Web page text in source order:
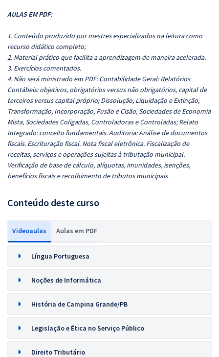
AULAS EM PDF:
1. Conteúdo produzido por mestres especializados na leitura como
recurso didático completo;
2. Material prático que facilita a aprendizagem de maneira acelerada.
3. Exercícios comentados.
4. Não será ministrado em PDF: Contabilidade Geral: Relatórios
Contábeis: objetivos, obrigatórios versus não obrigatórios, capital de
terceiros versus capital próprio; Dissolução, Liquidação e Extinção,
Transformação, Incorporação, Fusão e Cisão, Sociedades de Economia
Mista, Sociedades Coligadas, Controladoras e Controladas; Relato
Integrado: conceito fundamentais. Auditoria: Análise de documentos
fiscais. Escrituração fiscal. Nota fiscal eletrônica. Fiscalização de
receitas, serviços e operações sujeitas à tributação municipal.
Verificação de base de cálculo, alíquotas, imunidades, isenções,
benefícios fiscais e recolhimento de tributos municipais
Conteúdo deste curso
Videoaulas Aulas em PDF
Língua Portuguesa
Noções de Informática
História de Campina Grande/PB
Legislação e Ética no Serviço Público
Direito Tributário